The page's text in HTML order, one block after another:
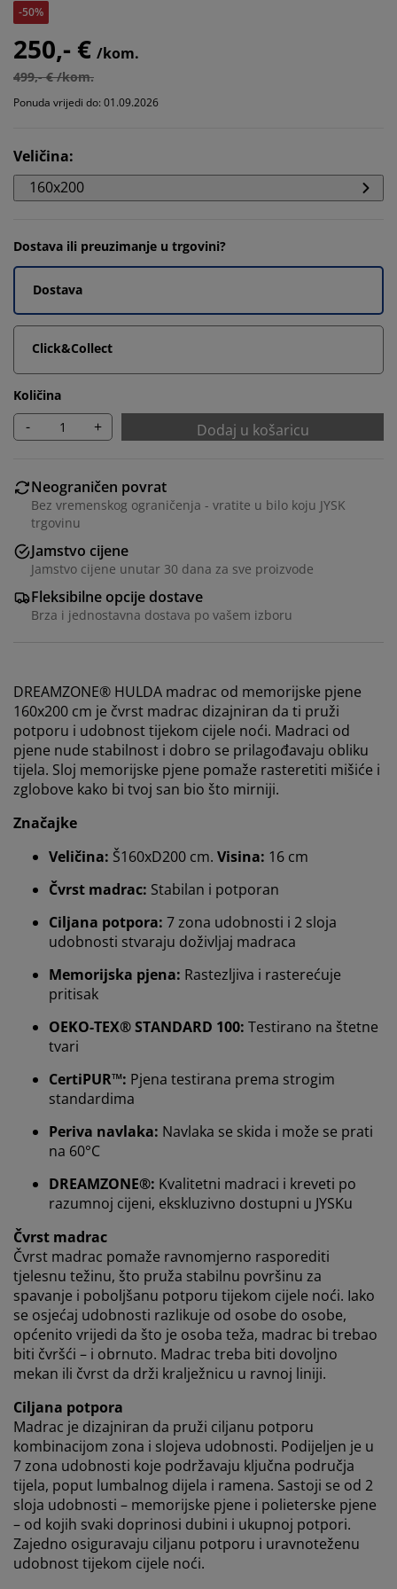
-50%
250,- € /kom.
499,- € /kom.
Ponuda vrijedi do: 01.09.2026
Veličina:
160x200
Dostava ili preuzimanje u trgovini?
Dostava
Click&Collect
Količina
- + Dodaj u košaricu
Neograničen povrat
Bez vremenskog ograničenja - vratite u bilo koju JYSK
trgovinu
Jamstvo cijene
Jamstvo cijene unutar 30 dana za sve proizvode
Fleksibilne opcije dostave
Brza i jednostavna dostava po vašem izboru
DREAMZONE® HULDA madrac od memorijske pjene
160x200 cm je čvrst madrac dizajniran da ti pruži
potporu i udobnost tijekom cijele noći. Madraci od
pjene nude stabilnost i dobro se prilagođavaju obliku
tijela. Sloj memorijske pjene pomaže rasteretiti mišiće i
zglobove kako bi tvoj san bio što mirniji.
Značajke
Veličina: Š160xD200 cm. Visina: 16 cm
Čvrst madrac: Stabilan i potporan
Ciljana potpora: 7 zona udobnosti i 2 sloja
udobnosti stvaraju doživljaj madraca
Memorijska pjena: Rastezljiva i rasterećuje
pritisak
OEKO-TEX® STANDARD 100: Testirano na štetne
tvari
CertiPUR™: Pjena testirana prema strogim
standardima
Periva navlaka: Navlaka se skida i može se prati
na 60°C
DREAMZONE®: Kvalitetni madraci i kreveti po
razumnoj cijeni, ekskluzivno dostupni u JYSKu
Čvrst madrac
Čvrst madrac pomaže ravnomjerno rasporediti
tjelesnu težinu, što pruža stabilnu površinu za
spavanje i poboljšanu potporu tijekom cijele noći. Iako
se osjećaj udobnosti razlikuje od osobe do osobe,
općenito vrijedi da što je osoba teža, madrac bi trebao
biti čvršći – i obrnuto. Madrac treba biti dovoljno
mekan ili čvrst da drži kralježnicu u ravnoj liniji.
Ciljana potpora
Madrac je dizajniran da pruži ciljanu potporu
kombinacijom zona i slojeva udobnosti. Podijeljen je u
7 zona udobnosti koje podržavaju ključna područja
tijela, poput lumbalnog dijela i ramena. Sastoji se od 2
sloja udobnosti – memorijske pjene i polieterske pjene
– od kojih svaki doprinosi dubini i ukupnoj potpori.
Zajedno osiguravaju ciljanu potporu i uravnoteženu
udobnost tijekom cijele noći.
Personaliziramo vaše iskustvo
U JYSKu koristimo kolačiće i mobilne identifikatore kako
bismo osigurali dobro korisničko iskustvo prilikom
posjeta našoj web stranici. Kolačići prikupljaju
informacije o vama u svrhu funkcionalnosti, statistike i
relevantnog marketinga.
Prihvaćanjem marketinških kolačića dijelit ćemo vaše
podatke o pregledavanju s marketinškim partnerima
(npr. Google, Meta i TikTok) za personalizirane i
statične oglase. Više o svrhama možete pročitati klikom
na opciju „PRILAGODI“ te u svakom trenutku povući
svoju suglasnost klikom na ikonu kolačića. Klikom na
"PRIHVATI SVE" dajete suglasnost za sve tri svrhe.
Pročitajte više oprikupljanju i obradi osobnih
podatakai našojpolitici kolačića.